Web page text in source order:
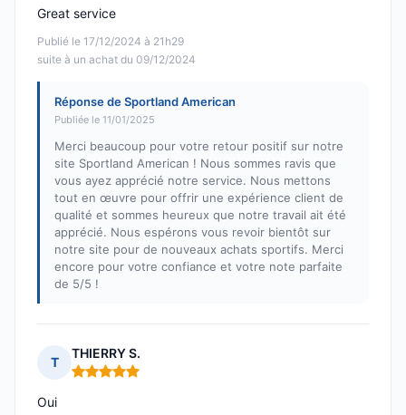
Publié le 17/12/2024 à 21h29
suite à un achat du 09/12/2024
Great service
Réponse de Sportland American
Publiée le 11/01/2025
Merci beaucoup pour votre retour positif sur notre
site Sportland American ! Nous sommes ravis que
vous ayez apprécié notre service. Nous mettons
tout en œuvre pour offrir une expérience client de
qualité et sommes heureux que notre travail ait été
apprécié. Nous espérons vous revoir bientôt sur
notre site pour de nouveaux achats sportifs. Merci
encore pour votre confiance et votre note parfaite
de 5/5 !
T
THIERRY S.
Note : 5 sur 5
Oui